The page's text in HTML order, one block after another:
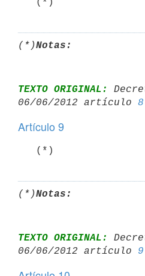
(*)Notas:
TEXTO ORIGINAL:
06/06/2012 artículo 8
Artículo 9
(*)Notas:
TEXTO ORIGINAL:
06/06/2012 artículo 9